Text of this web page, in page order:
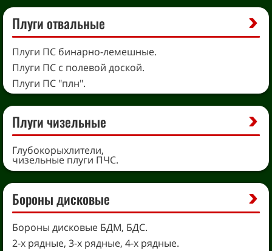
Плуги отвальные
Плуги ПС бинарно-лемешные.
Плуги ПС с полевой доской.
Плуги ПС "плн".
Плуги чизельные
Глубокорыхлители,
чизельные плуги ПЧС.
Бороны дисковые
Бороны дисковые БДМ, БДС.
2-х рядные, 3-х рядные, 4-х рядные.